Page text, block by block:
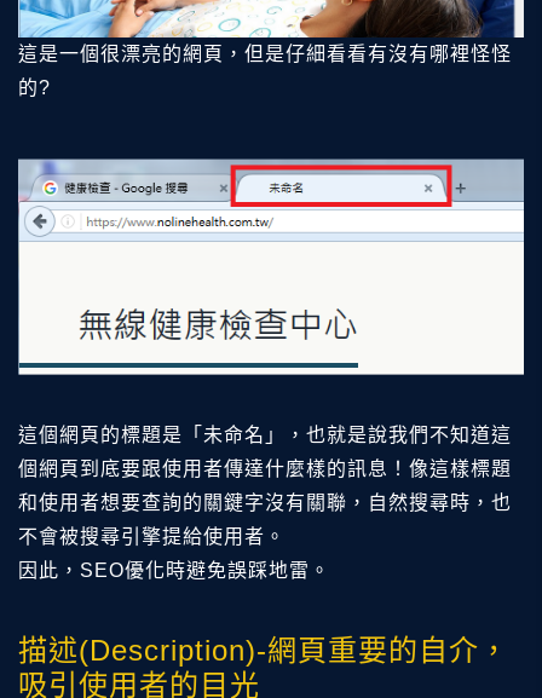
這是一個很漂亮的網頁，但是仔細看看有沒有哪裡怪怪
的?
這個網頁的標題是「未命名」，也就是說我們不知道這
個網頁到底要跟使用者傳達什麼樣的訊息！像這樣標題
和使用者想要查詢的關鍵字沒有關聯，自然搜尋時，也
不會被搜尋引擎提給使用者。
因此，SEO優化時避免誤踩地雷。
描述(Description)-網頁重要的自介，
吸引使用者的目光